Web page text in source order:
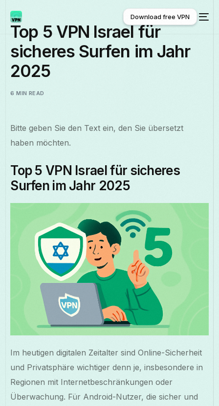
Download free VPN
Download free VPN
Top 5 VPN Israel für
sicheres Surfen im Jahr
2025
6 MIN READ
Bitte geben Sie den Text ein, den Sie übersetzt
haben möchten.
Top 5 VPN Israel für sicheres
Surfen im Jahr 2025
Im heutigen digitalen Zeitalter sind Online-Sicherheit
und Privatsphäre wichtiger denn je, insbesondere in
Regionen mit Internetbeschränkungen oder
Überwachung. Für Android-Nutzer, die sicher und